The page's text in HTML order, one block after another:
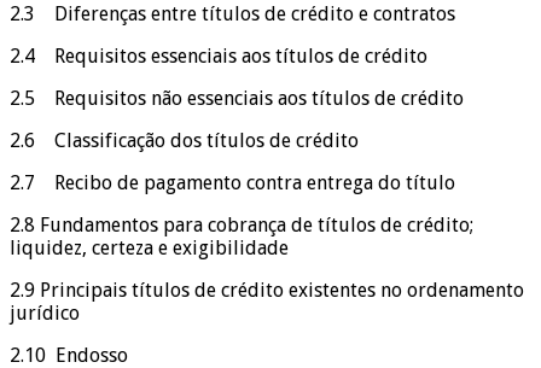
2.3 Diferenças entre títulos de crédito e contratos
2.4 Requisitos essenciais aos títulos de crédito
2.5 Requisitos não essenciais aos títulos de crédito
2.6 Classificação dos títulos de crédito
2.7 Recibo de pagamento contra entrega do título
2.8 Fundamentos para cobrança de títulos de crédito;
liquidez, certeza e exigibilidade
2.9 Principais títulos de crédito existentes no ordenamento
jurídico
2.10 Endosso